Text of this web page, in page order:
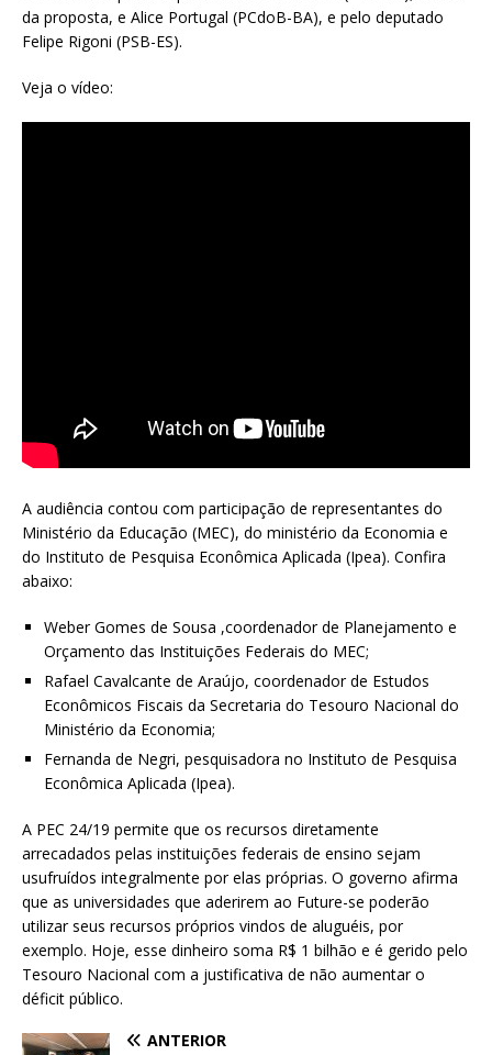
da proposta, e Alice Portugal (PCdoB-BA), e pelo deputado
Felipe Rigoni (PSB-ES).
Veja o vídeo:
A audiência contou com participação de representantes do
Ministério da Educação (MEC), do ministério da Economia e
do Instituto de Pesquisa Econômica Aplicada (Ipea). Confira
abaixo:
Weber Gomes de Sousa ,coordenador de Planejamento e
Orçamento das Instituições Federais do MEC;
Rafael Cavalcante de Araújo, coordenador de Estudos
Econômicos Fiscais da Secretaria do Tesouro Nacional do
Ministério da Economia;
Fernanda de Negri, pesquisadora no Instituto de Pesquisa
Econômica Aplicada (Ipea).
A PEC 24/19 permite que os recursos diretamente
arrecadados pelas instituições federais de ensino sejam
usufruídos integralmente por elas próprias. O governo afirma
que as universidades que aderirem ao Future-se poderão
utilizar seus recursos próprios vindos de aluguéis, por
exemplo. Hoje, esse dinheiro soma R$ 1 bilhão e é gerido pelo
Tesouro Nacional com a justificativa de não aumentar o
déficit público.
ANTERIOR